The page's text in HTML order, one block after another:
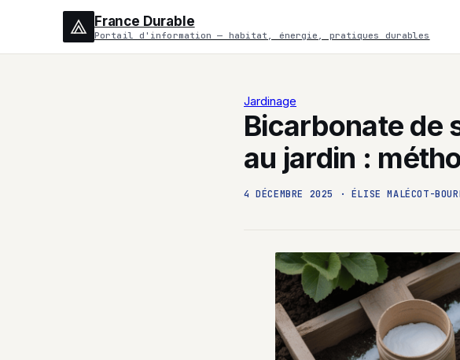
France Durable
Portail d'information — habitat, énergie, pratiques durables
Jardinage
Bicarbonate de
au jardin :
4 DÉCEMBRE 2025 · ÉLISE MALÉCOT-